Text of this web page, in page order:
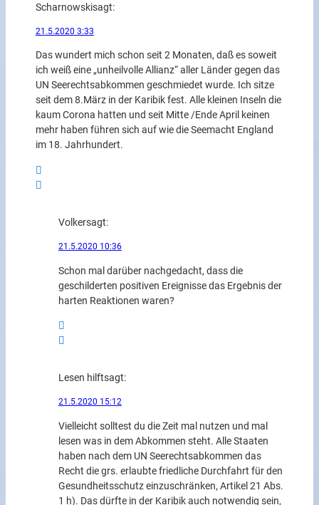
Scharnowskisagt:
21.5.2020 3:33
Das wundert mich schon seit 2 Monaten, daß es soweit
ich weiß eine „unheilvolle Allianz“ aller Länder gegen das
UN Seerechtsabkommen geschmiedet wurde. Ich sitze
seit dem 8.März in der Karibik fest. Alle kleinen Inseln die
kaum Corona hatten und seit Mitte /Ende April keinen
mehr haben führen sich auf wie die Seemacht England
im 18. Jahrhundert.
Volkersagt:
21.5.2020 10:36
Schon mal darüber nachgedacht, dass die
geschilderten positiven Ereignisse das Ergebnis der
harten Reaktionen waren?
Lesen hilftsagt:
21.5.2020 15:12
Vielleicht solltest du die Zeit mal nutzen und mal
lesen was in dem Abkommen steht. Alle Staaten
haben nach dem UN Seerechtsabkommen das
Recht die grs. erlaubte friedliche Durchfahrt für den
Gesundheitsschutz einzuschränken, Artikel 21 Abs.
1 h). Das dürfte in der Karibik auch notwendig sein,